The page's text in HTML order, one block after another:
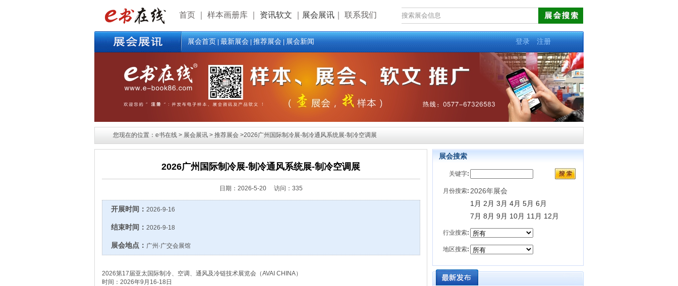
首页 样本画册库 资讯软文 展会展讯 联系我们
展会首页|最新展会|推荐展会|展会新闻 登录 注册
您现在的位置：e书在线 > 展会展讯 > 推荐展会 >2026广州国际制冷展-制冷通风系统展-制冷空调展
2026广州国际制冷展-制冷通风系统展-制冷空调展
日期： 2026-5-20 访问：335
开展时间： 2026-9-16
结束时间： 2026-9-18
展会地点： 广州·广交会展馆
2026第17届亚太国际制冷、空调、通风及冷链技术展览会（AVAI CHINA）
时间：2026年9月16-18日
展会搜索
关键字:
月份搜索: 2026年展会
1月 2月 3月 4月 5月 6月
7月 8月 9月 10月 11月 12月
行业搜索:
地区搜索: